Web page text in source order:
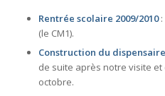
Rentrée scolaire 2009/2010:
(le CM1).
Construction du dispensaire
de suite après notre visite
octobre.